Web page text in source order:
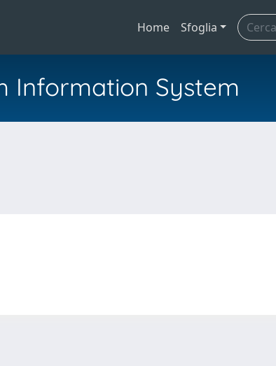
Home Sfoglia
Information System